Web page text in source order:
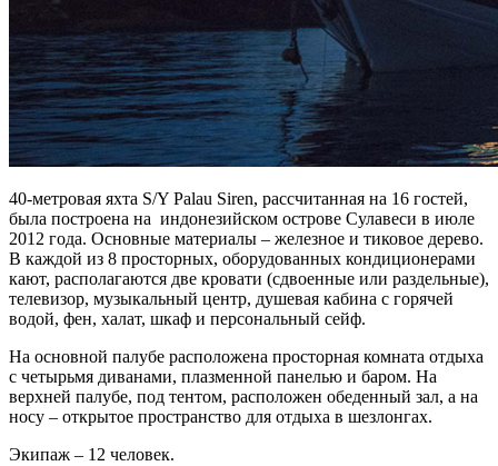
40-метровая яхта S/Y Palau Siren, рассчитанная на 16 гостей,
была построена на индонезийском острове Сулавеси в июле
2012 года. Основные материалы – железное и тиковое дерево.
В каждой из 8 просторных, оборудованных кондиционерами
кают, располагаются две кровати (сдвоенные или раздельные),
телевизор, музыкальный центр, душевая кабина с горячей
водой, фен, халат, шкаф и персональный сейф.
На основной палубе расположена просторная комната отдыха
с четырьмя диванами, плазменной панелью и баром. На
верхней палубе, под тентом, расположен обеденный зал, а на
носу – открытое пространство для отдыха в шезлонгах.
Экипаж – 12 человек.